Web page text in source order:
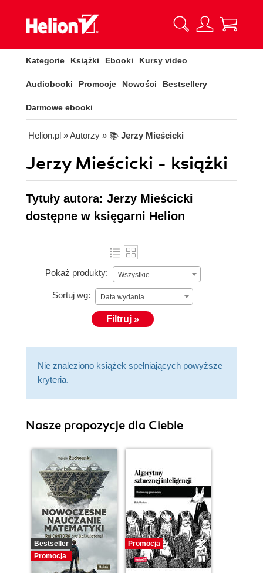
Kategorie Książki Ebooki Kursy video
Audiobooki Promocje Nowości Bestsellery
Darmowe ebooki
Helion.pl » Autorzy » 📚 Jerzy Mieścicki
Jerzy Mieścicki - książki
Tytuły autora: Jerzy Mieścicki
dostępne w księgarni Helion
Pokaż produkty: Wszystkie
Sortuj wg: Data wydania
Filtruj »
Nie znaleziono książek spełniających powyższe
kryteria.
Nasze propozycje dla Ciebie
Bestseller
Promocja
Promocja